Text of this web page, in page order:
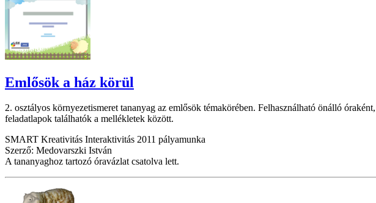
Emlősök a ház körül
2. osztályos környezetismeret tananyag az emlősök témakörében. Felhasználható önálló
feladatlapok találhatók a mellékletek között.
SMART Kreativitás Interaktivitás 2011 pályamunka
Szerző: Medovarszki István
A tananyaghoz tartozó óravázlat csatolva lett.